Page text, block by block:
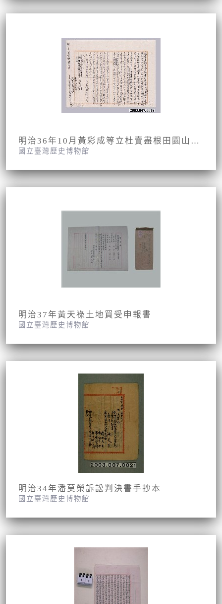
明治36年10月黃彩成等立杜賣盡根田園山埔契字草稿
國立臺灣歷史博物館
明治37年黃天祿土地買受申報書
國立臺灣歷史博物館
明治34年潘莫榮訴訟判決書手抄本
國立臺灣歷史博物館